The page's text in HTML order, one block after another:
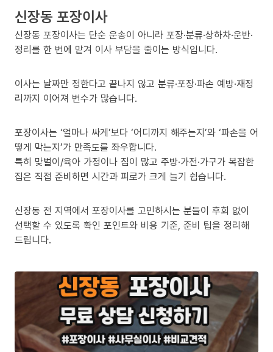
신장동 포장이사
신장동 포장이사는 단순 운송이 아니라 포장·분류·상하차·운반·
정리를 한 번에 맡겨 이사 부담을 줄이는 방식입니다.
이사는 날짜만 정한다고 끝나지 않고 분류·포장·파손 예방·재정
리까지 이어져 변수가 많습니다.
포장이사는 ‘얼마나 싸게’보다 ‘어디까지 해주는지’와 ‘파손을 어
떻게 막는지’가 만족도를 좌우합니다.
특히 맞벌이/육아 가정이나 짐이 많고 주방·가전·가구가 복잡한
집은 직접 준비하면 시간과 피로가 크게 늘기 쉽습니다.
신장동 전 지역에서 포장이사를 고민하시는 분들이 후회 없이
선택할 수 있도록 확인 포인트와 비용 기준, 준비 팁을 정리해
드립니다.